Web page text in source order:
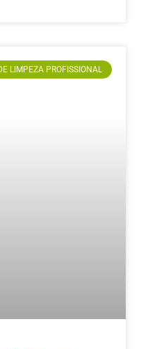
LIMPEZA PROFISSIONAL